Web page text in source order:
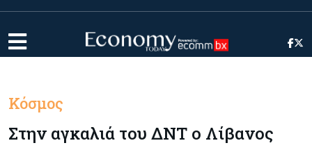
Κόσμος
Στην αγκαλιά του ΔΝΤ ο Λίβανος